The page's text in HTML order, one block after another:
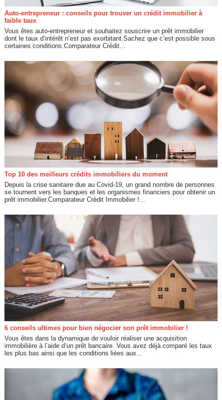
Auto-entrepreneur : conseils pour trouver un crédit immobilier à
faible taux
Vous êtes auto-entrepreneur et souhaitez souscrire un prêt immobilier
dont le taux d’intérêt n’est pas exorbitant.Sachez que c’est possible sous
certaines conditions.Comparateur Crédit...
Top 10 des meilleurs crédits immobiliers du moment
Depuis la crise sanitaire due au Covid-19, un grand nombre de personnes
se tournent vers les banques et les organismes financiers pour obtenir un
prêt immobilier.Comparateur Crédit Immobilier !...
6 conseils ultimes pour bien négocier son prêt immobilier !
Vous êtes dans la dynamique de vouloir réaliser une acquisition
immobilière à l’aide d’un prêt bancaire. Vous avez déjà comparé les taux
les plus bas ainsi que les conditions liées aux...